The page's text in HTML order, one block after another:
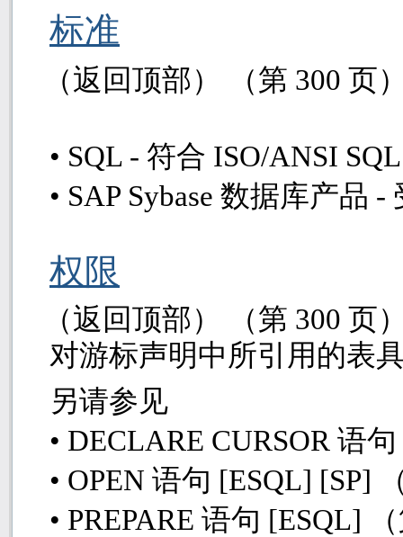
标准
（返回顶部） （第 300页
• SQL - 符合 ISO/ANSI
• SAP Sybase 数据库产品 -
权限
（返回顶部） （第 300页
对游标声明中所引用的表
另请参见
• DECLARE CURSOR 语句
• OPEN 语句 [ESQL] [SP]
• PREPARE 语句 [ESQL]